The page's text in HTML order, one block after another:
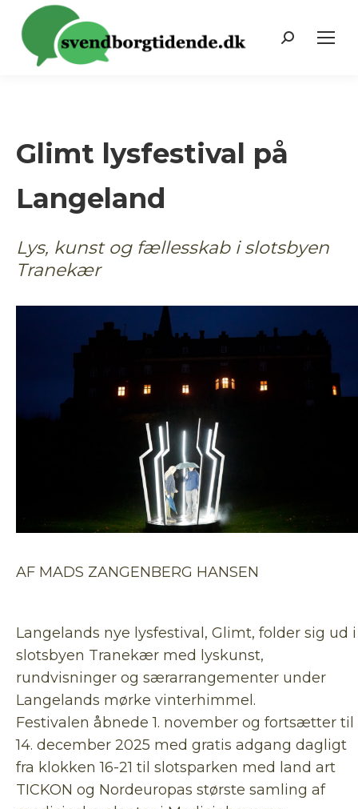
Search:
Glimt lysfestival på
Langeland
Lys, kunst og fællesskab i slotsbyen
Tranekær
AF MADS ZANGENBERG HANSEN
Langelands nye lysfestival, Glimt, folder sig ud i
slotsbyen Tranekær med lyskunst,
rundvisninger og særarrangementer under
Langelands mørke vinterhimmel.
Festivalen åbnede 1. november og fortsætter til
14. december 2025 med gratis adgang dagligt
fra klokken 16-21 til slotsparken med land art
TICKON og Nordeuropas største samling af